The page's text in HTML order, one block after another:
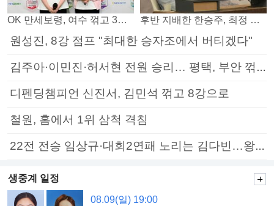
OK 만세보령, 여수 꺾고 3연패 탈출 후반 지배한 한승주, 최정 꺾고 8강 진출
원성진, 8강 점프 "최대한 승자조에서 버티겠다"
김주아·이민진·허서현 전원 승리… 평택, 부안 꺾고 5연승
디펜딩챔피언 신진서, 김민석 꺾고 8강으로
철원, 홈에서 1위 삼척 격침
22전 전승 임상규·대회2연패 노리는 김다빈…왕중왕전 16강 7일부터
생중계 일정
08.09(일) 19:00